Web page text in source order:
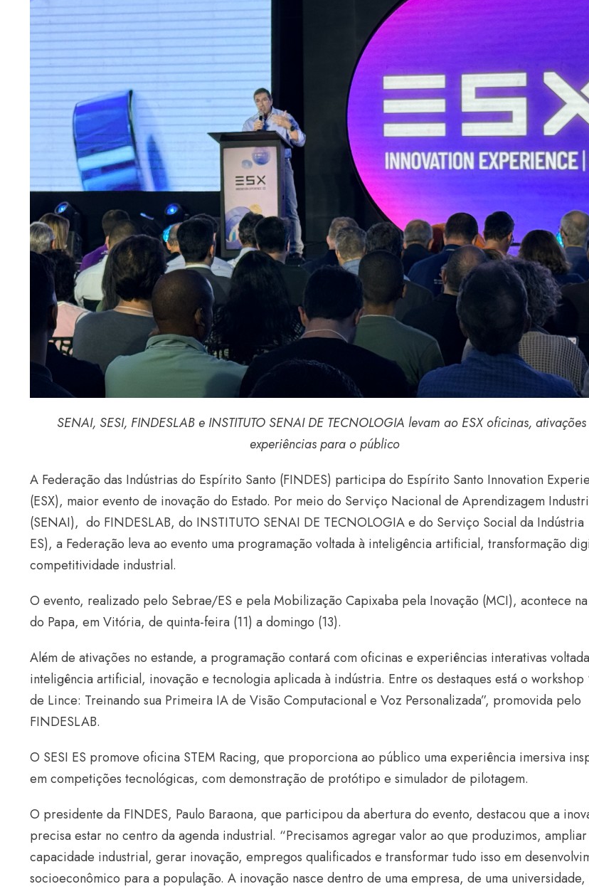
SENAI, SESI, FINDESLAB e INSTITUTO SENAI DE TECNOLOGIA levam ao ESX oficinas,
experiências para o público
A Federação das Indústrias do Espírito Santo (FINDES) participa do Espírito Santo Innovation
(ESX), maior evento de inovação do Estado. Por meio do Serviço Nacional de Aprendizagem
(SENAI), do FINDESLAB, do INSTITUTO SENAI DE TECNOLOGIA e do Serviço Social da Indústria
ES), a Federação leva ao evento uma programação voltada à inteligência artificial, transformação
competitividade industrial.
O evento, realizado pelo Sebrae/ES e pela Mobilização Capixaba pela Inovação (MCI), acontece
do Papa, em Vitória, de quinta-feira (11) a domingo (13).
Além de ativações no estande, a programação contará com oficinas e experiências interativas
inteligência artificial, inovação e tecnologia aplicada à indústria. Entre os destaques está o workshop
de Lince: Treinando sua Primeira IA de Visão Computacional e Voz Personalizada”, promovida pelo
FINDESLAB.
O SESI ES promove oficina STEM Racing, que proporciona ao público uma experiência imersiva
em competições tecnológicas, com demonstração de protótipo e simulador de pilotagem.
O presidente da FINDES, Paulo Baraona, que participou da abertura do evento, destacou que a
precisa estar no centro da agenda industrial. “Precisamos agregar valor ao que produzimos, ampliar
capacidade industrial, gerar inovação, empregos qualificados e transformar tudo isso em
socioeconômico para a população. A inovação nasce dentro de uma empresa, de uma universidade,